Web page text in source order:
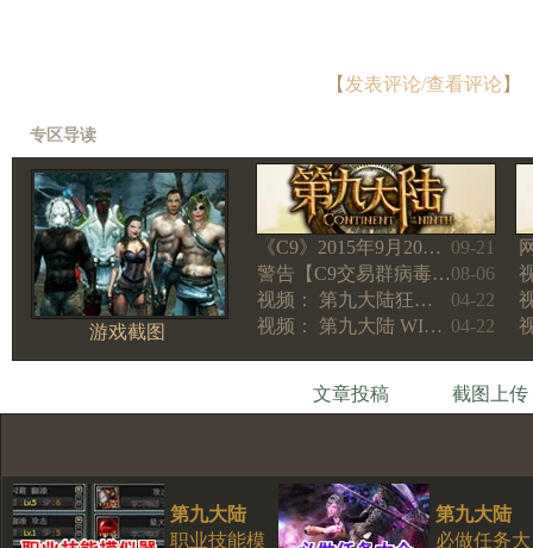
【 发表评论/查看评论 】
专区导读
游戏截图
09-21
《C9》2015年9月20…
08-06
警告【C9交易群病毒…
04-22
视频： 第九大陆狂…
04-22
视频： 第九大陆 WI…
文章投稿 截图上传
第九大陆
职业技能模
第九大陆
必做任务大